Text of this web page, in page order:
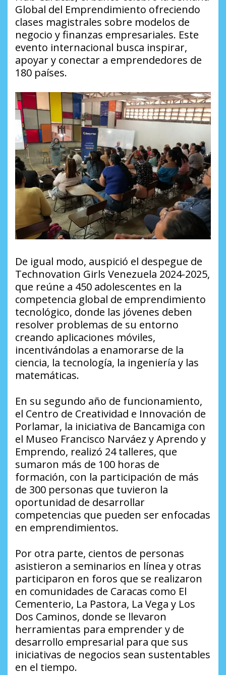
Global del Emprendimiento ofreciendo
clases magistrales sobre modelos de
negocio y finanzas empresariales. Este
evento internacional busca inspirar,
apoyar y conectar a emprendedores de
180 países.
De igual modo, auspició el despegue de
Technovation Girls Venezuela 2024-2025,
que reúne a 450 adolescentes en la
competencia global de emprendimiento
tecnológico, donde las jóvenes deben
resolver problemas de su entorno
creando aplicaciones móviles,
incentivándolas a enamorarse de la
ciencia, la tecnología, la ingeniería y las
matemáticas.
En su segundo año de funcionamiento,
el Centro de Creatividad e Innovación de
Porlamar, la iniciativa de Bancamiga con
el Museo Francisco Narváez y Aprendo y
Emprendo, realizó 24 talleres, que
sumaron más de 100 horas de
formación, con la participación de más
de 300 personas que tuvieron la
oportunidad de desarrollar
competencias que pueden ser enfocadas
en emprendimientos.
Por otra parte, cientos de personas
asistieron a seminarios en línea y otras
participaron en foros que se realizaron
en comunidades de Caracas como El
Cementerio, La Pastora, La Vega y Los
Dos Caminos, donde se llevaron
herramientas para emprender y de
desarrollo empresarial para que sus
iniciativas de negocios sean sustentables
en el tiempo.